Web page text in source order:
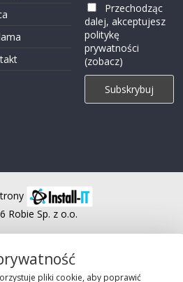
Przechodząc
dalej, akceptujesz
politykę
prywatności
(zobacz)
Robie Sp. z o.o.
pliki cookie, aby poprawić